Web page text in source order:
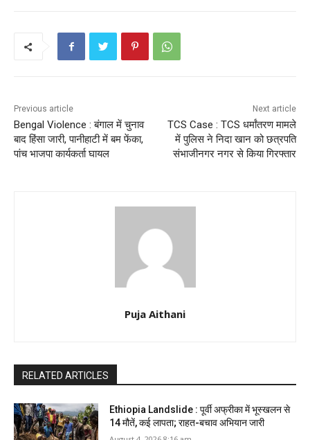
Previous article
Bengal Violence : बंगाल में चुनाव
बाद हिंसा जारी, पानीहाटी में बम फेंका,
पांच भाजपा कार्यकर्ता घायल
Next article
TCS Case : TCS धर्मांतरण मामले
में पुलिस ने निदा खान को छत्रपति
संभाजीनगर नगर से किया गिरफ्तार
Puja Aithani
RELATED ARTICLES
Ethiopia Landslide : पूर्वी अफ्रीका में भूस्खलन से
14 मौतें, कई लापता; राहत-बचाव अभियान जारी